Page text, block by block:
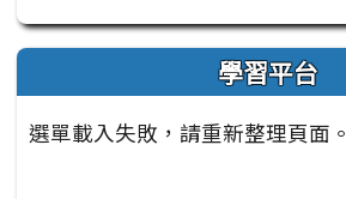
學習平台
選單載入失敗，請重新整理頁面。